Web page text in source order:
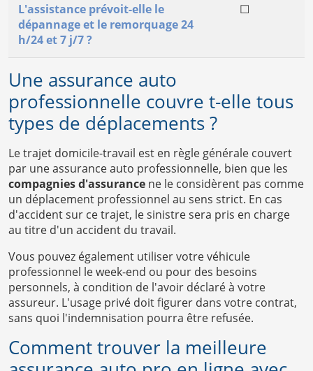
L'assistance prévoit-elle le
dépannage et le remorquage 24
h/24 et 7 j/7 ?
☐
Une assurance auto
professionnelle couvre t-elle tous
types de déplacements ?
Le trajet domicile-travail est en règle générale couvert
par une assurance auto professionnelle, bien que les
compagnies d'assurance ne le considèrent pas comme
un déplacement professionnel au sens strict. En cas
d'accident sur ce trajet, le sinistre sera pris en charge
au titre d'un accident du travail.
Vous pouvez également utiliser votre véhicule
professionnel le week-end ou pour des besoins
personnels, à condition de l'avoir déclaré à votre
assureur. L'usage privé doit figurer dans votre contrat,
sans quoi l'indemnisation pourra être refusée.
Comment trouver la meilleure